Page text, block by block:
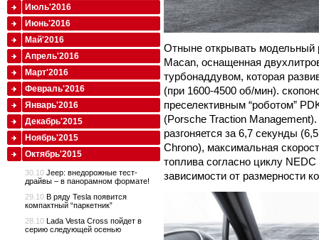
Отныне открывать модельный
Macan, оснащенная
турбонаддувом, которая
(при 1600-4500 об/мин).
преселективным “роботом”
(Porsche Traction
разгоняется за 6,7 секунды
Chrono), максимальная
топлива согласно циклу
зависимости от размерности
Июль'2016
Июнь'2016
Май'2016
Апрель'2016
Март'2016
Февраль'2016
Январь'2016
Декабрь'2015
Ноябрь'2015
Октябрь'2015
30.10 Jeep: внедорожные тест-
драйвы – в панорамном формате!
29.10 В ряду Tesla появится
компактный “паркетник”
28.10 Lada Vesta Cross пойдет в
серию следующей осенью